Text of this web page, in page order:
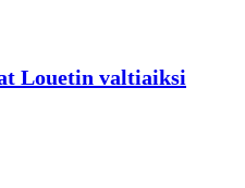
Louetin valtiaiksi